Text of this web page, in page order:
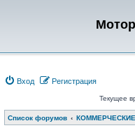
Вход Регистрация
Текущее
Список форумов